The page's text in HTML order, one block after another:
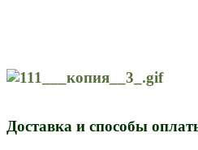
Доставка и способы